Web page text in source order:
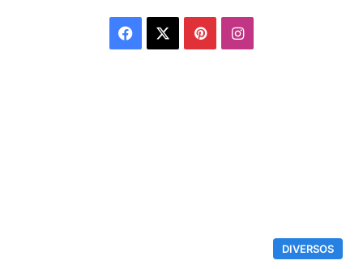
Facebook PinterestInstagram
DIVERSOS